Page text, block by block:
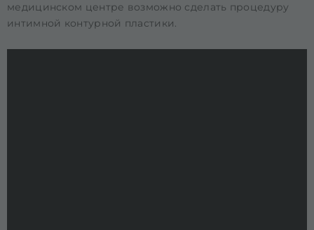
медицинском центре возможно сделать процедуру
интимной контурной пластики.